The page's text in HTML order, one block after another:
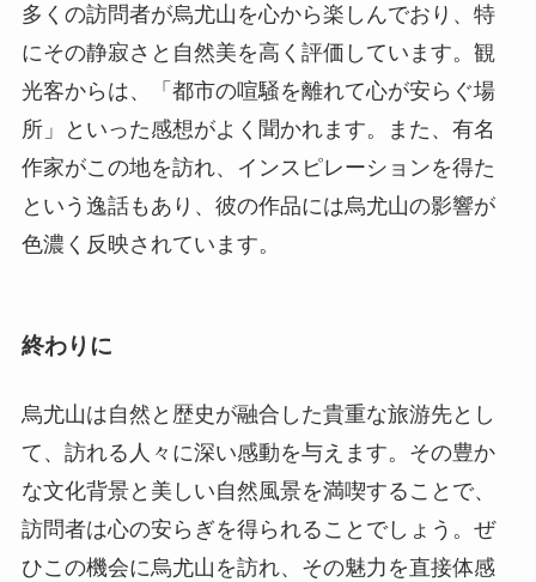
多くの訪問者が烏尤山を心から楽しんでおり、特
にその静寂さと自然美を高く評価しています。観
光客からは、「都市の喧騒を離れて心が安らぐ場
所」といった感想がよく聞かれます。また、有名
作家がこの地を訪れ、インスピレーションを得た
という逸話もあり、彼の作品には烏尤山の影響が
色濃く反映されています。
終わりに
烏尤山は自然と歴史が融合した貴重な旅游先とし
て、訪れる人々に深い感動を与えます。その豊か
な文化背景と美しい自然風景を満喫することで、
訪問者は心の安らぎを得られることでしょう。ぜ
ひこの機会に烏尤山を訪れ、その魅力を直接体感